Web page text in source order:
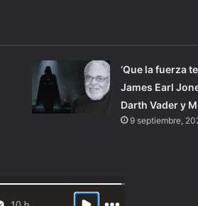
‘Que la fuerza
James Earl
Darth Vader y
9 septiembre,